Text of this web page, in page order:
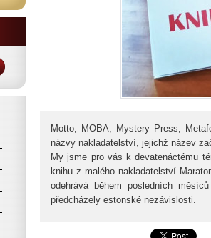
Motto, MOBA, Mystery Press,
názvy nakladatelství, jejichž název
My jsme pro vás k devatenáctému
knihu z malého nakladatelství
odehrává během posledních
předcházely estonské nezávislosti.